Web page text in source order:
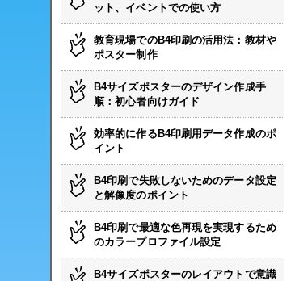
ット、イベントでの使い方
教育現場でのB4印刷の活用法：教材や
ポスター制作
B4サイズポスターのデザイン作成手
順：初心者向けガイド
効率的に作るB4印刷用データ作成のポ
イント
B4印刷で失敗しないためのデータ設定
と解像度のポイント
B4印刷で最適な色再現を実現するため
のカラープロファイル設定
B4サイズポスターのレイアウトで意識